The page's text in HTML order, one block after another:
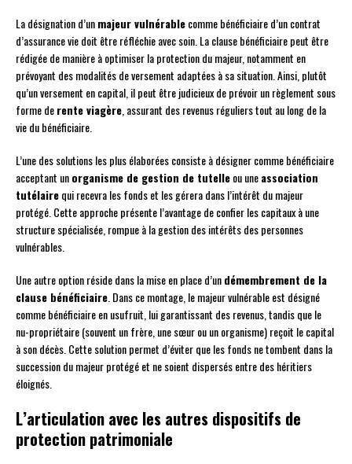
La désignation d’unmajeur vulnérablecomme bénéficiaire d’un contrat
d’assurance vie doit être réfléchie avec soin. La clause bénéficiaire peut être
rédigée de manière à optimiser la protection du majeur, notamment en
prévoyant des modalités de versement adaptées à sa situation. Ainsi, plutôt
qu’un versement en capital, il peut être judicieux de prévoir un règlement sous
forme derente viagère , assurant des revenus réguliers tout au long de la
vie du bénéficiaire.
L’une des solutions les plus élaborées consiste à désigner comme bénéficiaire
acceptant unorganisme de gestion de tutelleou uneassociation
tutélairequi recevra les fonds et les gérera dans l’intérêt du majeur
protégé. Cette approche présente l’avantage de confier les capitaux à une
structure spécialisée, rompue à la gestion des intérêts des personnes
vulnérables.
Une autre option réside dans la mise en place d’undémembrement de la
clause bénéficiaire . Dans ce montage, le majeur vulnérable est désigné
comme bénéficiaire en usufruit, lui garantissant des revenus, tandis que le
nu-propriétaire (souvent un frère, une sœur ou un organisme) reçoit le capital
à son décès. Cette solution permet d’éviter que les fonds ne tombent dans la
succession du majeur protégé et ne soient dispersés entre des héritiers
éloignés.
L’articulation avec les autres dispositifs de
protection patrimoniale